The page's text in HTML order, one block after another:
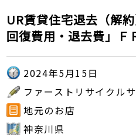
UR賃貸住宅退去（解
回復費用・退去費」Ｆ
2024年5月15日
ファーストリサイクル
地元のお店
神奈川県